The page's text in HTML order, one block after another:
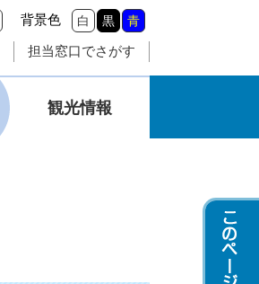
背景色 白 黒 青
担当窓口でさがす
観光情報